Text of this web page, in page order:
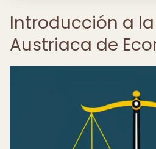
Introducción a la
Austriaca de